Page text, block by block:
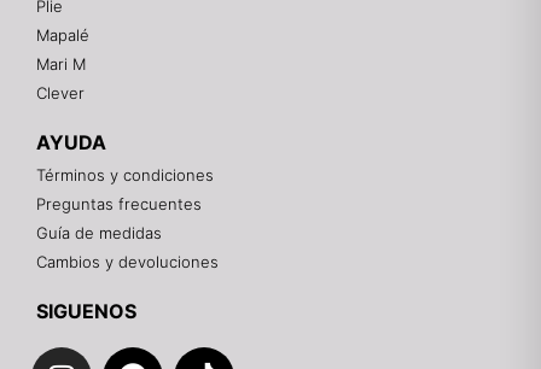
Plie
Mapalé
Mari M
Clever
AYUDA
Términos y condiciones
Preguntas frecuentes
Guía de medidas
Cambios y devoluciones
SIGUENOS
I F T
Gracias por visitarnos. Te asesoramos
personalmente con tu compra: tallas, envíos y
pagos.
Recuerda: 10% de descuento en tu primera compra
Contáctanos por el canal que prefieras 💕
WhatsApp
Instagram